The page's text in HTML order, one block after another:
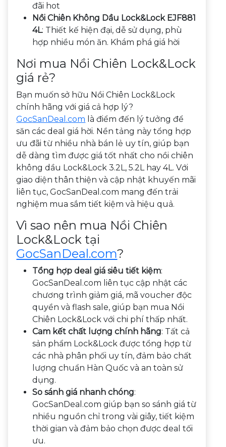
đãi hot
Nồi Chiên Không Dầu Lock&Lock EJF881
4L: Thiết kế hiện đại, dễ sử dụng, phù
hợp nhiều món ăn. Khám phá giá hời
Nơi mua Nồi Chiên Lock&Lock
giá rẻ?
Bạn muốn sở hữu Nồi Chiên Lock&Lock
chính hãng với giá cả hợp lý?
GocSanDeal.com là điểm đến lý tưởng để
săn các deal giá hời. Nền tảng này tổng hợp
ưu đãi từ nhiều nhà bán lẻ uy tín, giúp bạn
dễ dàng tìm được giá tốt nhất cho nồi chiên
không dầu Lock&Lock 3.2L, 5.2L hay 4L. Với
giao diện thân thiện và cập nhật khuyến mãi
liên tục, GocSanDeal.com mang đến trải
nghiệm mua sắm tiết kiệm và hiệu quả.
Vì sao nên mua Nồi Chiên
Lock&Lock tại
GocSanDeal.com?
Tổng hợp deal giá siêu tiết kiệm:
GocSanDeal.com liên tục cập nhật các
chương trình giảm giá, mã voucher độc
quyền và flash sale, giúp bạn mua Nồi
Chiên Lock&Lock với chi phí thấp nhất.
Cam kết chất lượng chính hãng: Tất cả
sản phẩm Lock&Lock được tổng hợp từ
các nhà phân phối uy tín, đảm bảo chất
lượng chuẩn Hàn Quốc và an toàn sử
dụng.
So sánh giá nhanh chóng:
GocSanDeal.com giúp bạn so sánh giá từ
nhiều nguồn chỉ trong vài giây, tiết kiệm
thời gian và đảm bảo chọn được deal tối
ưu.